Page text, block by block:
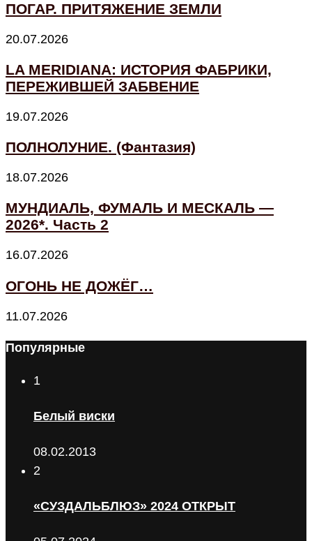
ПОГАР. ПРИТЯЖЕНИЕ ЗЕМЛИ
20.07.2026
LA MERIDIANA: ИСТОРИЯ ФАБРИКИ,
ПЕРЕЖИВШЕЙ ЗАБВЕНИЕ
19.07.2026
ПОЛНОЛУНИЕ. (Фантазия)
18.07.2026
МУНДИАЛЬ, ФУМАЛЬ И МЕСКАЛЬ —
2026*. Часть 2
16.07.2026
ОГОНЬ НЕ ДОЖЁГ…
11.07.2026
Популярные
1
Белый виски
08.02.2013
2
«СУЗДАЛЬБЛЮЗ» 2024 ОТКРЫТ